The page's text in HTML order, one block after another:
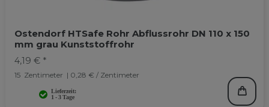
Ostendorf HTSafe Rohr Abflussrohr DN 110 x 150
mm grau Kunststoffrohr
4,19 € *
15 Zentimeter | 0,28 € / Zentimeter